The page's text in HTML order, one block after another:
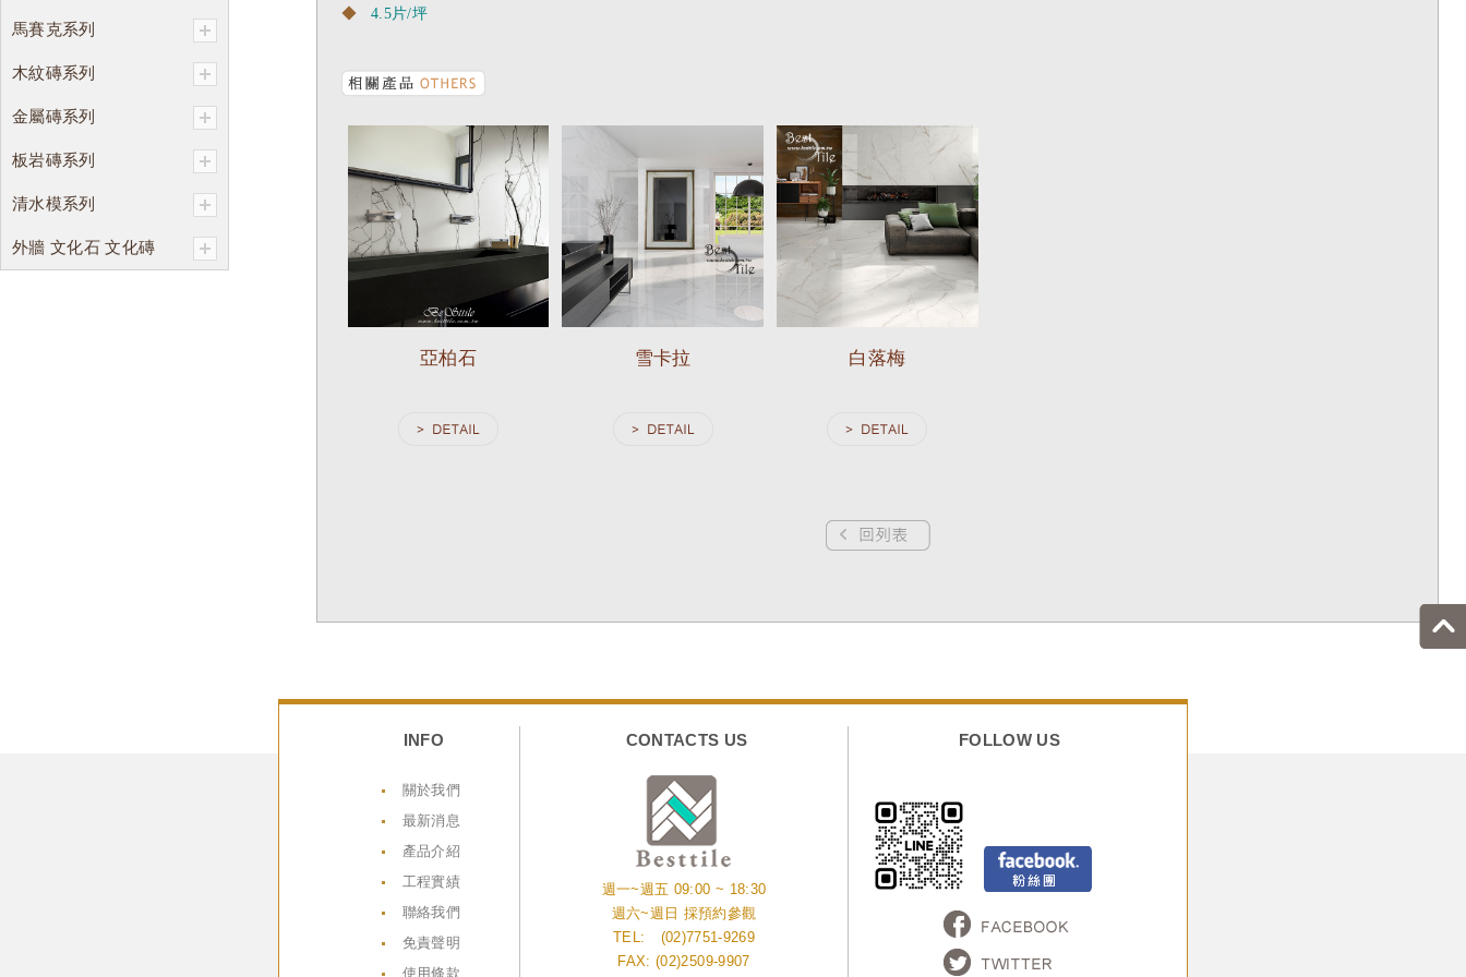
馬賽克系列
木紋磚系列
金屬磚系列
板岩磚系列
清水模系列
外牆 文化石 文化磚
◆ 4.5片/坪
亞柏石 雪卡拉 白落梅
INFO
關於我們
最新消息
產品介紹
工程實績
聯絡我們
免責聲明
使用條款
CONTACTS US
週一~週五 09:00 ~ 18:30
週六~週日 採預約參觀
TEL:
(02)7751-9269
FAX: (02)2509-9907
FOLLOW US